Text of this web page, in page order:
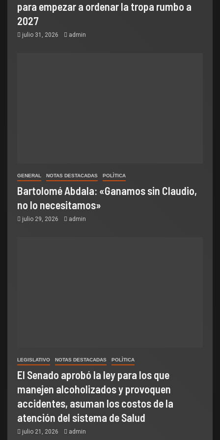
para empezar a ordenar la tropa rumbo a
2027
julio 31, 2026 admin
GENERAL NOTAS DESTACADAS POLÌTICA
Bartolomé Abdala: «Ganamos sin Claudio,
no lo necesitamos»
julio 29, 2026 admin
LEGISLATIVO NOTAS DESTACADAS POLÌTICA
El Senado aprobó la ley para los que
manejen alcoholizados y provoquen
accidentes, asuman los costos de la
atención del sistema de Salud
julio 21, 2026 admin